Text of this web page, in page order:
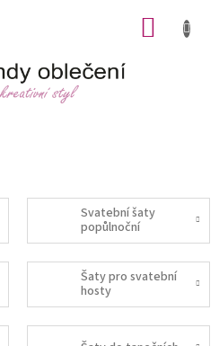
Svatební šaty
popůlnoční
Šaty pro svatební
hosty